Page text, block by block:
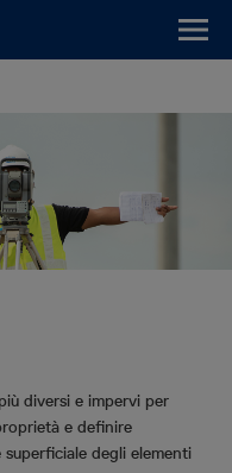
diversi e impervi per
e definire
degli elementi